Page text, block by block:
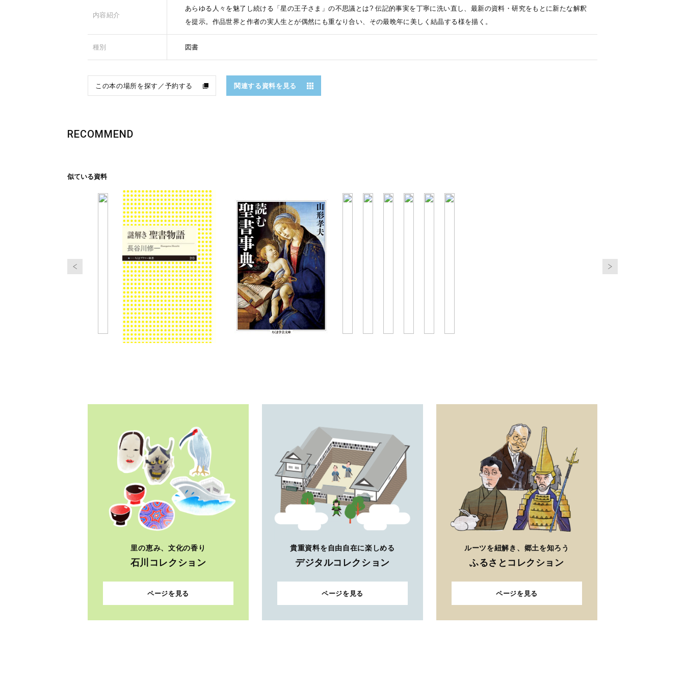
内容紹介
あらゆる人々を魅了し続ける「星の王子さま」の不思議とは? 伝記的事実を丁寧に洗い直し、最新の資料・研究をもとに新たな解釈
を提示。作品世界と作者の実人生とが偶然にも重なり合い、その最晩年に美しく結晶する様を描く。
種別 図書
この本の場所を探す／予約する 関連する資料を見る
RECOMMEND
似ている資料
里の恵み、文化の香り
石川コレクション
ページを見る
貴重資料を自由自在に楽しめる
デジタルコレクション
ページを見る
ルーツを紐解き、郷土を知ろう
ふるさとコレクション
ページを見る